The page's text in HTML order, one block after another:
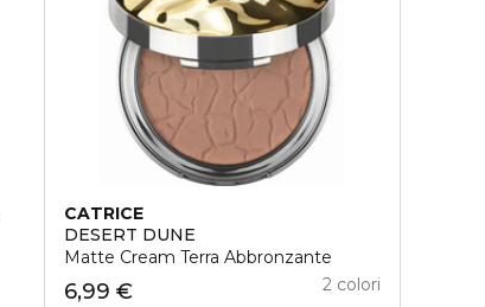
CATRICE
DESERT DUNE
Matte Cream Terra Abbronzante
6,99 € 2 colori